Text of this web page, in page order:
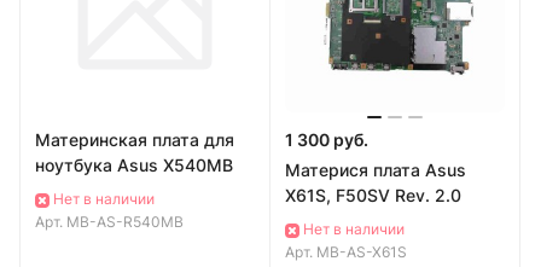
Материнская плата для
ноутбука Asus X540MB
Нет в наличии
Арт. MB-AS-R540MB
1 300 руб.
Материся плата Asus
X61S, F50SV Rev. 2.0
Нет в наличии
Арт. MB-AS-X61S